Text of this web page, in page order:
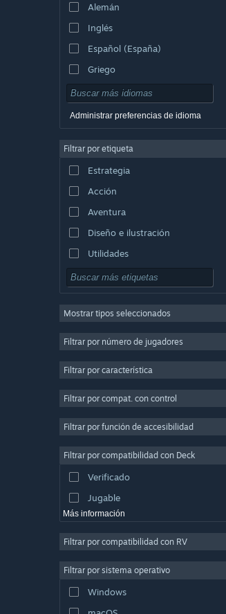
Alemán
Inglés
Español (España)
Griego
Administrar preferencias de idioma
Filtrar por etiqueta
Estrategia
Acción
Aventura
Diseño e ilustración
Utilidades
Free to Play
Multijugador masivo
Casuales
Simuladores
Producción de video
Edición fotográfica
Mostrar tipos seleccionados
Filtrar por número de jugadores
Filtrar por característica
Filtrar por compat. con control
Filtrar por función de accesibilidad
Filtrar por compatibilidad con Deck
Verificado
Jugable
Más información
Filtrar por compatibilidad con RV
Filtrar por sistema operativo
Windows